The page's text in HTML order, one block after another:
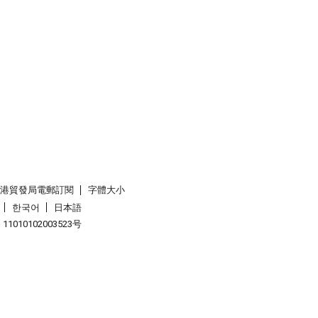
貿發局電郵訂閱
字體大小
한국어
日本語
号